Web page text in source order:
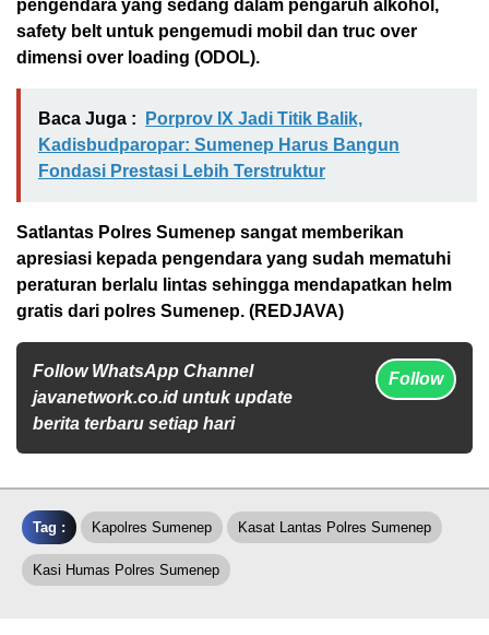
pengendara yang sedang dalam pengaruh alkohol,
safety belt untuk pengemudi mobil dan truc over
dimensi over loading (ODOL).
Baca Juga :
Porprov IX Jadi Titik Balik,
Kadisbudparopar: Sumenep Harus Bangun
Fondasi Prestasi Lebih Terstruktur
Satlantas Polres Sumenep sangat memberikan
apresiasi kepada pengendara yang sudah mematuhi
peraturan berlalu lintas sehingga mendapatkan helm
gratis dari polres Sumenep. (REDJAVA)
Follow WhatsApp Channel
javanetwork.co.id untuk update
berita terbaru setiap hari
Follow
Tag : Kapolres Sumenep Kasat Lantas Polres Sumenep
Kasi Humas Polres Sumenep